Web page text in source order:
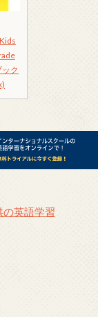
ク
英語学習